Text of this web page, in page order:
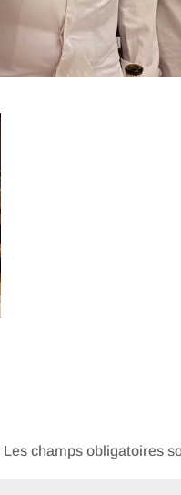
Les champs obligatoires